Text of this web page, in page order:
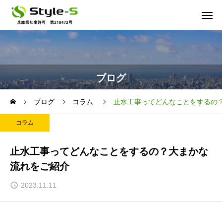
ブログ
ブログ コラム 止水工事ってどんなことをするの
コラム
止水工事ってどんなことをするの？大まかな
流れをご紹介
2023.11.11